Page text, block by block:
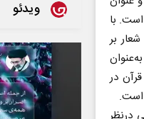
با
بر
در
است.
ویدئو